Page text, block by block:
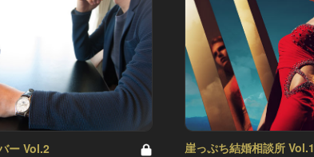
ー Vol.2 崖っぷち結婚相談所 Vol.1